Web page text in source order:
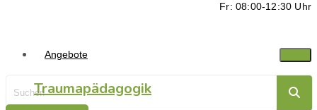
Fr: 08:00-12:30 Uhr
Angebote
Traumapädagogik